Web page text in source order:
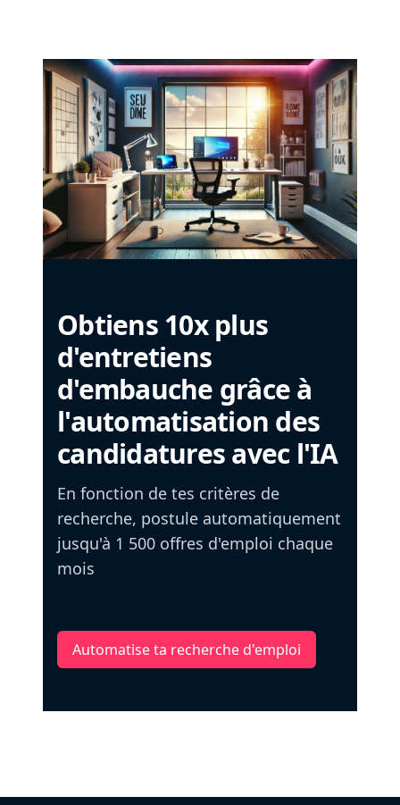
Obtiens 10x plus
d'entretiens
d'embauche grâce à
l'automatisation des
candidatures avec l'IA
En fonction de tes critères de
recherche, postule automatiquement
jusqu'à 1 500 offres d'emploi chaque
mois
Automatise ta recherche d'emploi